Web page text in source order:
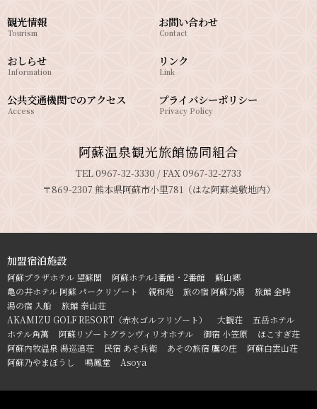
観光情報
Tourism
おしらせ
Information
公共交通機関でのアクセス
Access
お問い合わせ
Contact
リンク
Link
プライバシーポリシー
Privacy Policy
阿蘇温泉観光旅館協同組合
TEL 0967-32-3330 / FAX 0967-32-2733
〒869-2307 熊本県阿蘇市小里781（はな阿蘇美敷地内）
加盟宿泊施設
阿蘇プラザホテル 望蘇閣 阿蘇ホテル1番館・2番館
蘇山郷
亀の井ホテル 阿蘇 パークリゾート
親和苑 旅の宿 阿蘇乃湯
旅館 金時
湯の宿 入船
旅館 泰山荘
AKAMIZU GOLF RESORT（赤水ゴルフリゾート）
大観荘
五岳ホテル
ホテル角萬
阿蘇リゾートグランヴィリオホテル 御宿 小笠原
ほこすぎ荘
阿蘇内牧温泉 湯巡追荘
民宿 あそ兵衛 あその旅宿 鷹の庄
阿蘇白雲山荘
阿蘇乃やまぼうし
鳴鳳堂 Asoya